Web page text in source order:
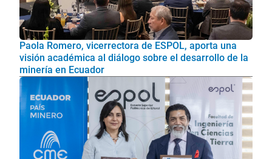
Paola Romero, vicerrectora de ESPOL, aporta una
visión académica al diálogo sobre el desarrollo de la
minería en Ecuador